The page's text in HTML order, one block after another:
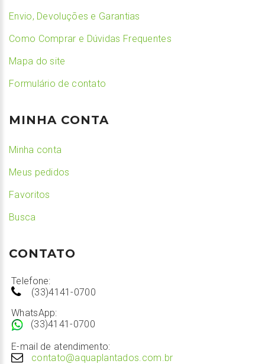
Envio, Devoluções e Garantias
Como Comprar e Dúvidas Frequentes
Mapa do site
Formulário de contato
MINHA CONTA
Minha conta
Meus pedidos
Favoritos
Busca
CONTATO
Telefone:
(33)4141-0700
WhatsApp:
(33)4141-0700
E-mail de atendimento:
contato@aquaplantados.com.br